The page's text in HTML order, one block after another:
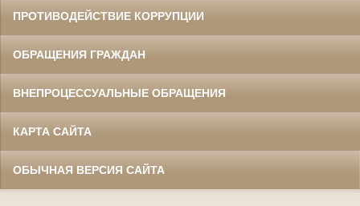
ПРОТИВОДЕЙСТВИЕ КОРРУПЦИИ
ОБРАЩЕНИЯ ГРАЖДАН
ВНЕПРОЦЕССУАЛЬНЫЕ ОБРАЩЕНИЯ
КАРТА САЙТА
ОБЫЧНАЯ ВЕРСИЯ САЙТА